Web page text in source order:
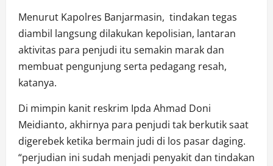
Menurut Kapolres Banjarmasin, tindakan tegas
diambil langsung dilakukan kepolisian, lantaran
aktivitas para penjudi itu semakin marak dan
membuat pengunjung serta pedagang resah,
katanya.
Di mimpin kanit reskrim Ipda Ahmad Doni
Meidianto, akhirnya para penjudi tak berkutik saat
digerebek ketika bermain judi di los pasar daging.
“perjudian ini sudah menjadi penyakit dan tindakan